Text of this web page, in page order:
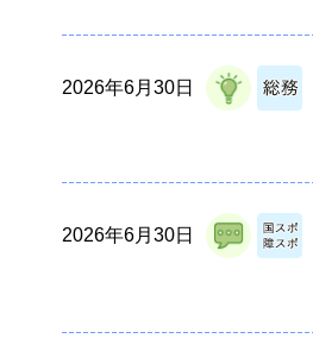
2026年6月30日
2026年6月30日